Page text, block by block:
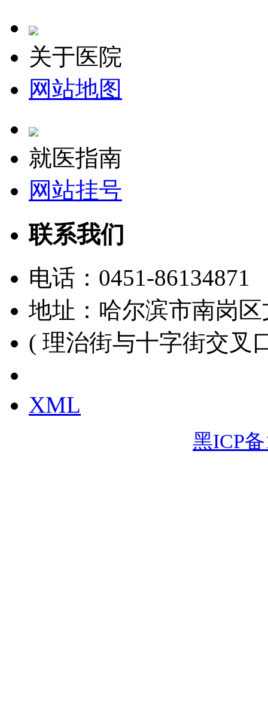
关于医院
网站地图
就医指南
网站挂号
联系我们
电话： 0451-86134871
地址：哈尔滨市南岗
( 理治街与十字街交叉
XML
黑ICP备